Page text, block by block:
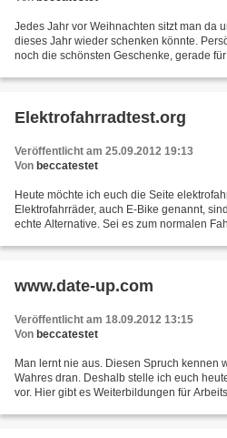
Jedes Jahr vor Weihnachten sitzt man da
dieses Jahr wieder schenken könnte.
noch die schönsten Geschenke, gerade
Elektrofahrradtest.org
Veröffentlicht am 25.09.2012 19:13
Von beccatestet
Heute möchte ich euch die Seite
Elektrofahrräder, auch E-Bike genannt,
echte Alternative. Sei es zum normalen
www.date-up.com
Veröffentlicht am 18.09.2012 13:15
Von beccatestet
Man lernt nie aus. Diesen Spruch kennen
Wahres dran. Deshalb stelle ich euch
vor. Hier gibt es Weiterbildungen für